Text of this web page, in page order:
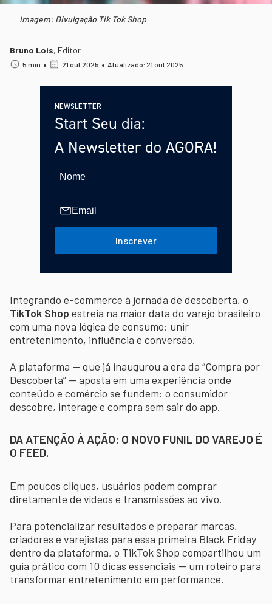
Imagem: Divulgação Tik Tok Shop
Bruno Lois, Editor
5 min • 21 out 2025 • Atualizado: 21 out 2025
NEWSLETTER
Start Seu dia:
A Newsletter do AGORA!
Inscrever
Integrando e-commerce à jornada de descoberta, o
TikTok Shop estreia na maior data do varejo brasileiro
com uma nova lógica de consumo: unir
entretenimento, influência e conversão.
A plataforma — que já inaugurou a era da “Compra por
Descoberta” — aposta em uma experiência onde
conteúdo e comércio se fundem: o consumidor
descobre, interage e compra sem sair do app.
DA ATENÇÃO À AÇÃO: O NOVO FUNIL DO VAREJO É
O FEED.
Em poucos cliques, usuários podem comprar
diretamente de vídeos e transmissões ao vivo.
Para potencializar resultados e preparar marcas,
criadores e varejistas para essa primeira Black Friday
dentro da plataforma, o TikTok Shop compartilhou um
guia prático com 10 dicas essenciais — um roteiro para
transformar entretenimento em performance.